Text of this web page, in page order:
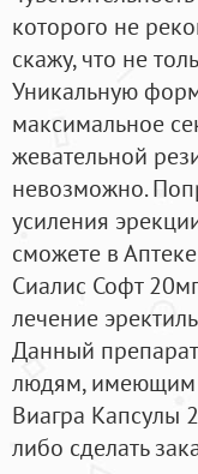
которого не
скажу, что не
Уникальную
максимальное
жевательной
невозможно.
усиления
сможете в
Сиалис Софт
лечение
Данный
людям, имеющим
Виагра Капсулы
либо сделать